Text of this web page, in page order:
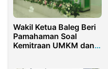
Wakil Ketua Baleg Beri
Pamahaman Soal
Kemitraan UMKM dan